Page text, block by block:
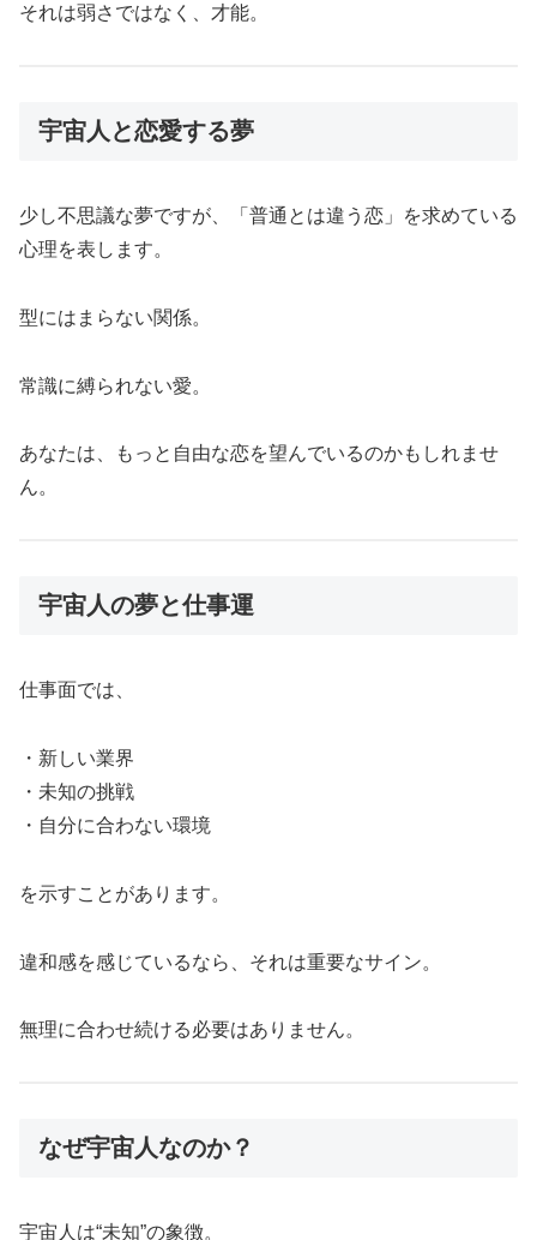
それは弱さではなく、才能。
宇宙人と恋愛する夢
少し不思議な夢ですが、「普通とは違う恋」を求めている
心理を表します。
型にはまらない関係。
常識に縛られない愛。
あなたは、もっと自由な恋を望んでいるのかもしれませ
ん。
宇宙人の夢と仕事運
仕事面では、
・新しい業界
・未知の挑戦
・自分に合わない環境
を示すことがあります。
違和感を感じているなら、それは重要なサイン。
無理に合わせ続ける必要はありません。
なぜ宇宙人なのか？
宇宙人は“未知”の象徴。